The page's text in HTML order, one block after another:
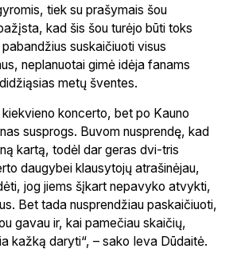
tiek su prašymais šou
kad šis šou turėjo būti toks
suskaičiuoti visus
neplanuotai gimė idėja fanams
metų šventes.
kiekvieno koncerto, bet po Kauno
susprogs. Buvom nusprendę, kad
kartą, todėl dar geras dvi-tris
daugybei klausytojų atrašinėjau,
jog jiems šįkart nepavyko atvykti,
Bet tada nusprendžiau paskaičiuoti,
gavau ir, kai pamečiau skaičių,
kažką daryti“, – sako Ieva Dūdaitė.